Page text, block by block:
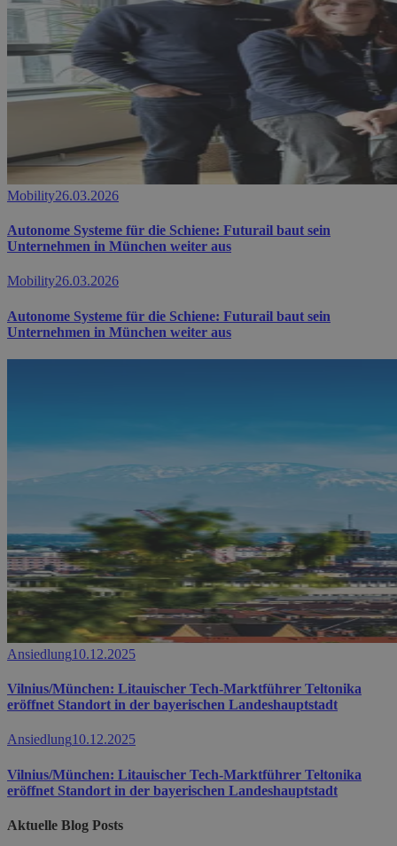
Mobility26.03.2026
Autonome Systeme für die Schiene: Futurail baut sein
Unternehmen in München weiter aus
Mobility26.03.2026
Autonome Systeme für die Schiene: Futurail baut sein
Unternehmen in München weiter aus
Ansiedlung10.12.2025
Vilnius/München: Litauischer Tech-Marktführer Teltonika
eröffnet Standort in der bayerischen Landeshauptstadt
Ansiedlung10.12.2025
Vilnius/München: Litauischer Tech-Marktführer Teltonika
eröffnet Standort in der bayerischen Landeshauptstadt
Aktuelle Blog Posts